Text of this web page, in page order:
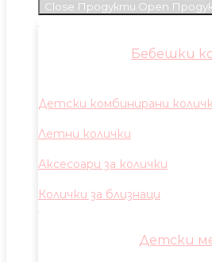
Close Продукти Open
Бебешки
Детски комбинирани
Летни колички
Аксесоари за колички
Колички за близнаци
Детски